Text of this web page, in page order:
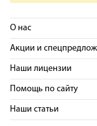
О нас
Акции и
Наши лицензии
Помощь по сайту
Наши статьи